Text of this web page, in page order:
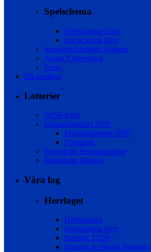
Spelschema
Spelschema Dam
Spelschema Herr
Supporterklubben Älgarna
Arena Vänersborg
Press
Bli medlem
Lotterier
50/50-lotter
Månadslotteriet 5050
Månadslotteriet 5050
Vinstplan
Bingolotto Prenumeration
Bingolotto Digitalt
Våra lag
Herrlaget
Herrtruppen
Spelschema Herr
Statistik 25/26
Statistik & rekord (historik)